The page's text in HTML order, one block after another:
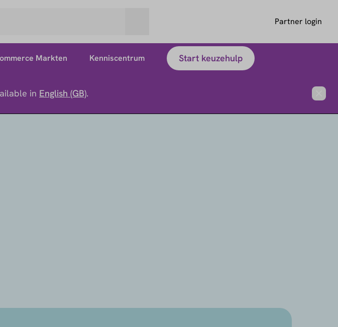
in English (GB).
Partner login
Markten Kenniscentrum Start keuzehulp